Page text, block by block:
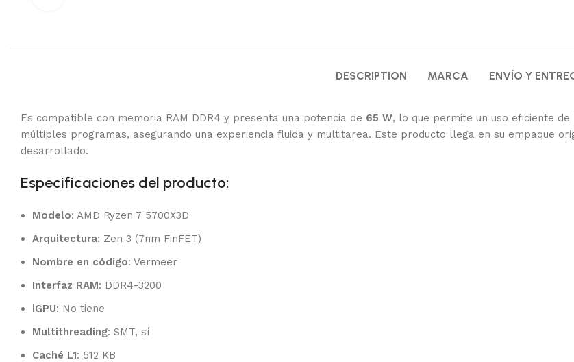
DESCRIPTION MARCA ENVÍO Y
Es compatible con memoria RAM DDR4 y presenta una potencia de 65 W, lo que permite un uso eficiente de
múltiples programas, asegurando una experiencia fluida y multitarea. Este producto llega en su empaque
desarrollado.
Especificaciones del producto:
Modelo: AMD Ryzen 7 5700X3D
Arquitectura: Zen 3 (7nm FinFET)
Nombre en código: Vermeer
Interfaz RAM: DDR4-3200
iGPU: No tiene
Multithreading: SMT, sí
Caché L1: 512 KB